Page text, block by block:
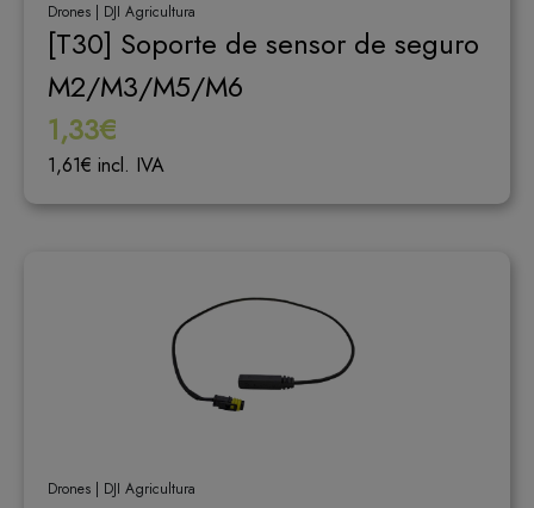
Drones | DJI Agricultura
[T30] Soporte de sensor de seguro
M2/M3/M5/M6
1,33€
1,61€ incl. IVA
Drones | DJI Agricultura